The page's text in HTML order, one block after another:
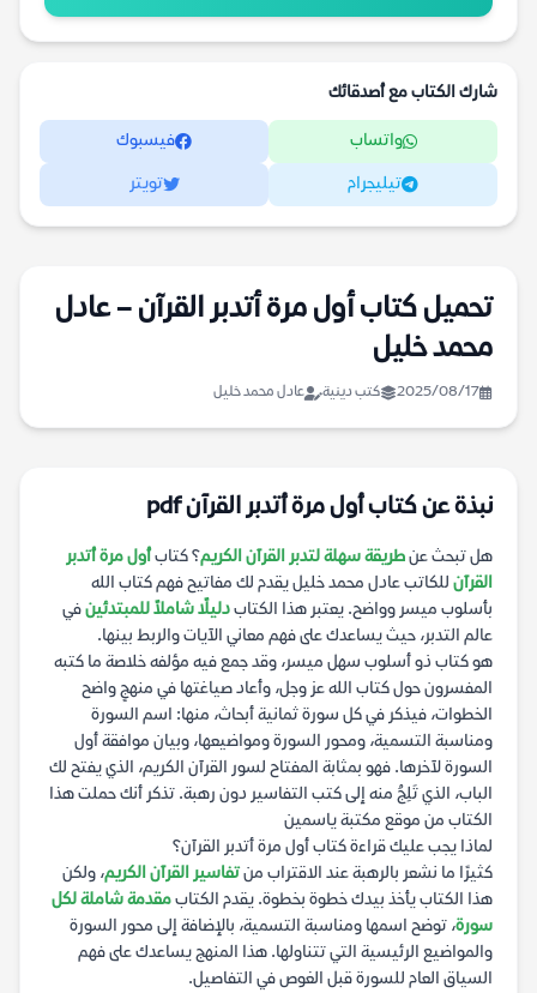
شارك الكتاب مع أصدقائك
واتساب فيسبوك
تيليجرام تويتر
تحميل كتاب أول مرة أتدبر القرآن – عادل
محمد خليل
2025/08/17 كتب دينية عادل محمد خليل
نبذة عن كتاب أول مرة أتدبر القرآن pdf
هل تبحث عنطريقة سهلة لتدبر القرآن الكريم؟ كتابأول مرة أتدبر
القرآن للكاتب عادل محمد خليل يقدم لك مفاتيح فهم كتاب الله
بأسلوب ميسر وواضح. يعتبر هذا الكتابدليلًا شاملاً للمبتدئينفي
عالم التدبر، حيث يساعدك على فهم معاني الآيات والربط بينها.
هو كتاب ذو أسلوب سهل ميسر، وقد جمع فيه مؤلفه خلاصة ما كتبه
المفسرون حول كتاب الله عز وجل، وأعاد صياغتها في منهجٍ واضح
الخطوات، فيذكر في كل سورة ثمانية أبحاث، منها: اسم السورة
ومناسبة التسمية، ومحور السورة ومواضيعها، وبيان موافقة أول
السورة لآخرها. فهو بمثابة المفتاح لسور القرآن الكريم، الذي يفتح لك
الباب، الذي تَلِجُ منه إلى كتب التفاسير دون رهبة. تذكر أنك حملت هذا
الكتاب من موقع مكتبة ياسمين
لماذا يجب عليك قراءة كتاب أول مرة أتدبر القرآن؟
كثيرًا ما نشعر بالرهبة عند الاقتراب منتفاسير القرآن الكريم، ولكن
هذا الكتاب يأخذ بيدك خطوة بخطوة. يقدم الكتابمقدمة شاملة لكل
سورة، توضح اسمها ومناسبة التسمية، بالإضافة إلى محور السورة
والمواضيع الرئيسية التي تتناولها. هذا المنهج يساعدك على فهم
السياق العام للسورة قبل الغوص في التفاصيل.